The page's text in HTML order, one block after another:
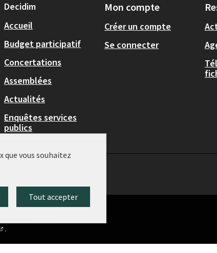
Decidim
Accueil
Budget participatif
Concertations
Assemblées
Actualités
Enquêtes services
publics
Mon compte
Créer un compte
Se connecter
.
que vous souhaitez
Tout accepter